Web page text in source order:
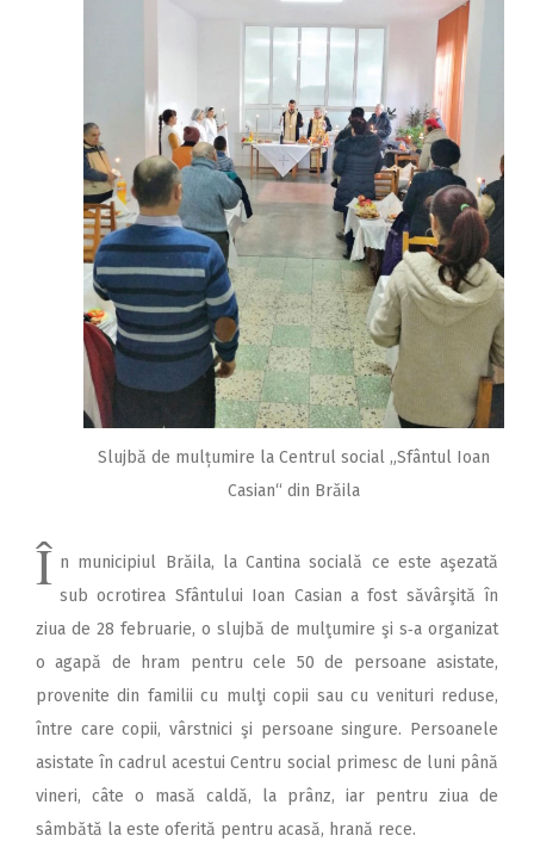
Slujbă de mulțumire la Centrul social „Sfântul Ioan
Casian“ din Brăila
Î n municipiul Brăila, la Cantina socială ce este aşezată
sub ocrotirea Sfântului Ioan Casian a fost săvârşită în
ziua de 28 februarie, o slujbă de mulţumire şi s‑a organizat
o agapă de hram pentru cele 50 de persoane asistate,
provenite din familii cu mulţi copii sau cu venituri reduse,
între care copii, vârstnici şi persoane singure. Persoanele
asistate în cadrul acestui Centru social primesc de luni până
vineri, câte o masă caldă, la prânz, iar pentru ziua de
sâmbătă la este oferită pentru acasă, hrană rece.